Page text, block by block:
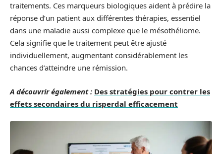
traitements. Ces marqueurs biologiques aident à prédire la
réponse d’un patient aux différentes thérapies, essentiel
dans une maladie aussi complexe que le mésothéliome.
Cela signifie que le traitement peut être ajusté
individuellement, augmentant considérablement les
chances d’atteindre une rémission.
A découvrir également : Des stratégies pour contrer les
effets secondaires du risperdal efficacement